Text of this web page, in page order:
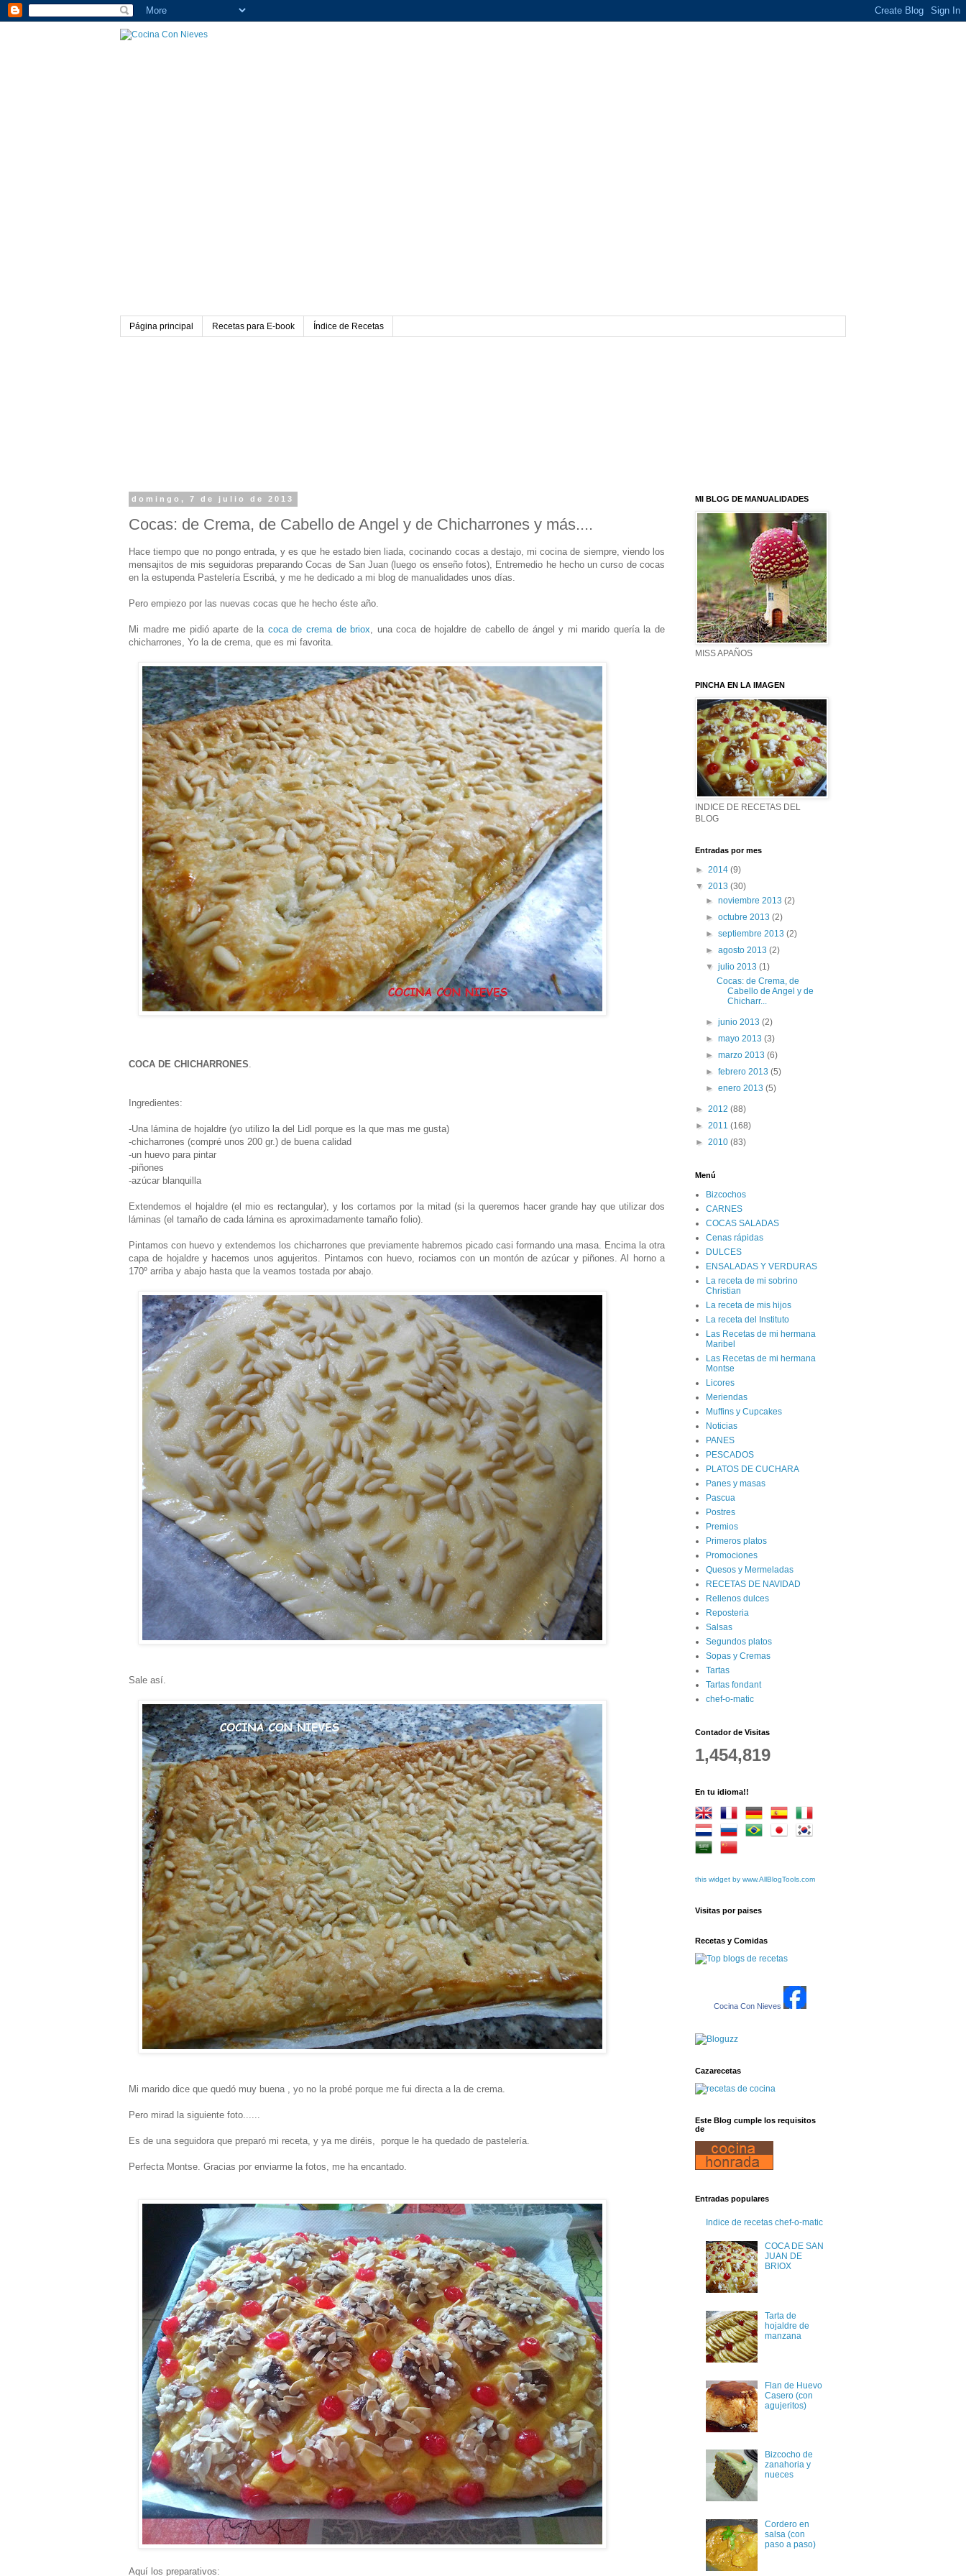
Página principal Recetas para E-book Índice de Recetas
domingo, 7 de julio de 2013
Cocas: de Crema, de Cabello de Angel y de Chicharrones y más....
Hace tiempo que no pongo entrada, y es que he estado bien liada, cocinando cocas a destajo, mi cocina de siempre, viendo los
mensajitos de mis seguidoras preparando Cocas de San Juan (luego os enseño fotos), Entremedio he hecho un curso de cocas
en la estupenda Pastelería Escribá, y me he dedicado a mi blog de manualidades unos días.
Pero empiezo por las nuevas cocas que he hecho éste año.
Mi madre me pidió aparte de la coca de crema de briox, una coca de hojaldre de cabello de ángel y mi marido quería la de
chicharrones, Yo la de crema, que es mi favorita.
COCA DE CHICHARRONES.
Ingredientes:
-Una lámina de hojaldre (yo utilizo la del Lidl porque es la que mas me gusta)
-chicharrones (compré unos 200 gr.) de buena calidad
-un huevo para pintar
-piñones
-azúcar blanquilla
Extendemos el hojaldre (el mio es rectangular), y los cortamos por la mitad (si la queremos hacer grande hay que utilizar dos
láminas (el tamaño de cada lámina es aproximadamente tamaño folio).
Pintamos con huevo y extendemos los chicharrones que previamente habremos picado casi formando una masa. Encima la otra
capa de hojaldre y hacemos unos agujeritos. Pintamos con huevo, rociamos con un montón de azúcar y piñones. Al horno a
170º arriba y abajo hasta que la veamos tostada por abajo.
Sale así.
Mi marido dice que quedó muy buena , yo no la probé porque me fui directa a la de crema.
Pero mirad la siguiente foto......
Es de una seguidora que preparó mi receta, y ya me diréis, porque le ha quedado de pastelería.
Perfecta Montse. Gracias por enviarme la fotos, me ha encantado.
Aquí los preparativos:
MI BLOG DE MANUALIDADES
MISS APAÑOS
PINCHA EN LA IMAGEN
INDICE DE RECETAS DEL
BLOG
Entradas por mes
► 2014 (9)
▼ 2013 (30)
►noviembre 2013(2)
►octubre 2013(2)
►septiembre 2013(2)
►agosto 2013(2)
▼julio 2013(1)
Cocas: de Crema, de
Cabello de Angel y de
Chicharr...
►junio 2013(2)
►mayo 2013(3)
►marzo 2013(6)
►febrero 2013(5)
►enero 2013(5)
► 2012 (88)
► 2011 (168)
► 2010 (83)
Menú
Bizcochos
CARNES
COCAS SALADAS
Cenas rápidas
DULCES
ENSALADAS Y VERDURAS
La receta de mi sobrino
Christian
La receta de mis hijos
La receta del Instituto
Las Recetas de mi hermana
Maribel
Las Recetas de mi hermana
Montse
Licores
Meriendas
Muffins y Cupcakes
Noticias
PANES
PESCADOS
PLATOS DE CUCHARA
Panes y masas
Pascua
Postres
Premios
Primeros platos
Promociones
Quesos y Mermeladas
RECETAS DE NAVIDAD
Rellenos dulces
Reposteria
Salsas
Segundos platos
Sopas y Cremas
Tartas
Tartas fondant
chef-o-matic
Contador de Visitas
1,454,819
En tu idioma!!
this widget by www.AllBlogTools.com
Visitas por paises
Recetas y Comidas
Cocina Con Nieves
Cazarecetas
Este Blog cumple los requisitos
de
Entradas populares
Indice de recetas chef-o-matic
COCA DE SAN
JUAN DE
BRIOX
Tarta de
hojaldre de
manzana
Flan de Huevo
Casero (con
agujeritos)
Bizcocho de
zanahoria y
nueces
Cordero en
salsa (con
paso a paso)